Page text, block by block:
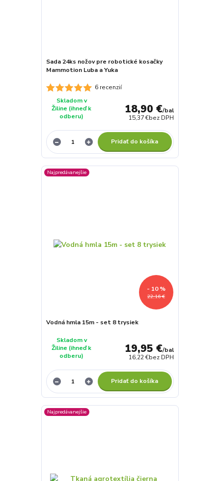
6 recenzií
Sada 24ks nožov pre robotické kosačky
Mammotion Luba a Yuka
18,90 €/bal
15,37 €bez DPH
Skladom v
Žiline (ihneď k
odberu)
Pridať do košíka
Najpredávanejšie
22,16 €
- 10 %
Vodná hmla 15m - set 8 trysiek
19,95 €/bal
16,22 €bez DPH
Skladom v
Žiline (ihneď k
odberu)
Pridať do košíka
Najpredávanejšie